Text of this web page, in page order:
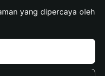
yang dipercaya oleh